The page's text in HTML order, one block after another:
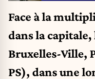
Face à la
dans la
Bruxelles-Ville,
PS), dans une